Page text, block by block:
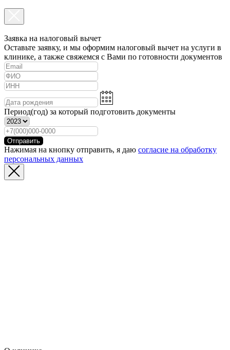
Заявка на налоговый вычет
Оставьте заявку, и мы оформим налоговый вычет на услуги в
клинике, а также свяжемся с Вами по готовности документов
Период(год) за который подготовить документы
Отправить
Нажимая на кнопку отправить, я даю согласие на обработку
персональных данных